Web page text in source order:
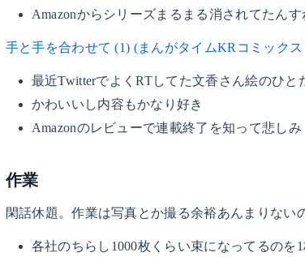
Amazonからシリーズまるまる消されてたん
手と手を合わせて (1) (まんがタイムKRコミック
最近TwitterでよくRTしてた文香さん絵のひと
かわいいし内容もかなり好き
Amazonのレビューで連載終了を知って悲しみ
作業
閑話休題。作業は写真とか撮る余裕あんまりない
各社のちらし1000枚くらい束になってるのを